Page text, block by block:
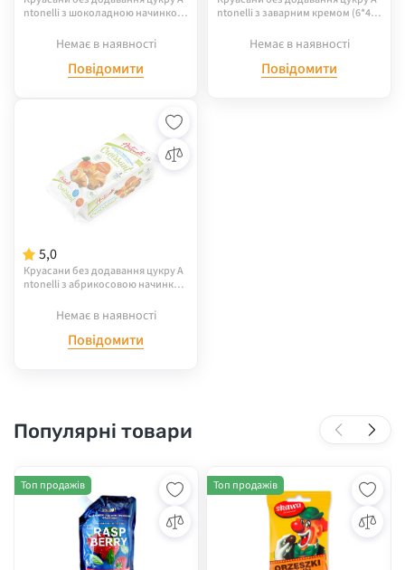
ntonelli з шоколадною начинкою,
Немає в наявності
Повідомити
ntonelli з заварним кремом (6*42
Немає в наявності
Повідомити
5,0
Круасани без додавання цукру A
ntonelli з абрикосовою начинкою
Немає в наявності
Повідомити
Популярні товари
Топ продажів Топ продажів